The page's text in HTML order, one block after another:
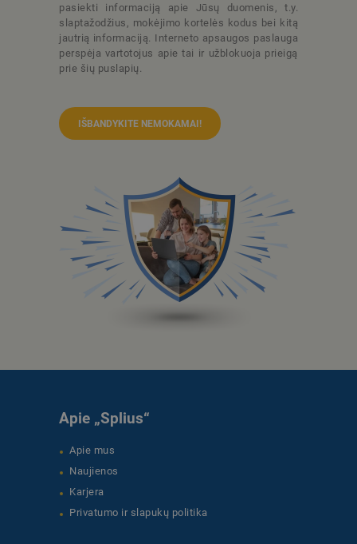
pasiekti informaciją apie Jūsų duomenis, t.y.
slaptažodžius, mokėjimo kortelės kodus bei kitą
jautrią informaciją. Interneto apsaugos paslauga
perspėja vartotojus apie tai ir užblokuoja prieigą
prie šių puslapių.
IŠBANDYKITE NEMOKAMAI!
Apie „Splius“
Apie mus
Naujienos
Karjera
Privatumo ir slapukų politika